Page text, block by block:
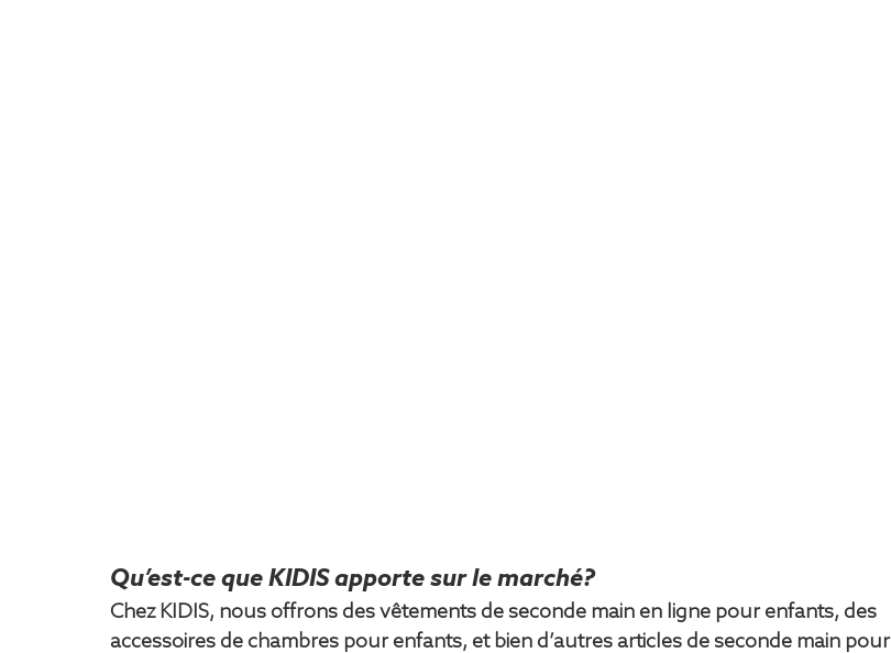
Qu’est-ce que KIDIS apporte sur le marché?
Chez KIDIS, nous offrons des vêtements de seconde main en ligne pour enfants, des
accessoires de chambres pour enfants, et bien d’autres articles de seconde main pour